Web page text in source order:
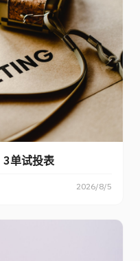
3单试投表
2026/8/5